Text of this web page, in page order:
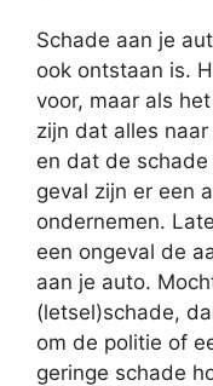
Schade aan je
ook ontstaan is.
voor, maar als
zijn dat alles
en dat de
geval zijn er een
ondernemen.
een ongeval de
aan je auto.
(letsel)schade,
om de politie of
geringe schade